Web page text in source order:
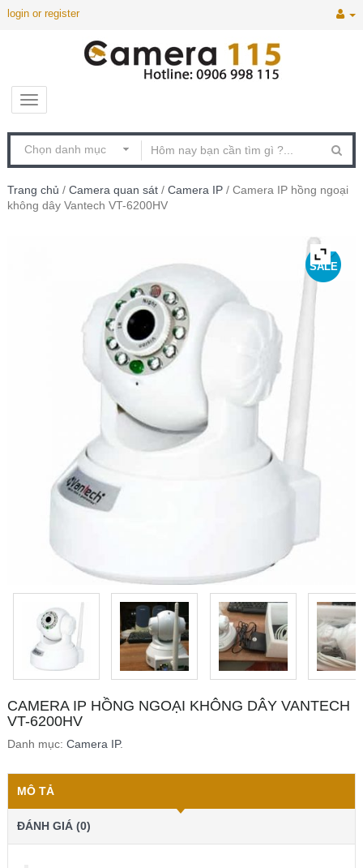
login or register
Trang chủ / Camera quan sát / Camera IP / Camera IP hồng ngoại
không dây Vantech VT-6200HV
SALE
CAMERA IP HỒNG NGOẠI KHÔNG DÂY VANTECH
VT-6200HV
Danh mục: Camera IP.
MÔ TẢ
ĐÁNH GIÁ (0)